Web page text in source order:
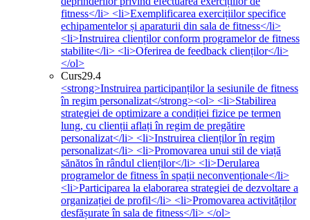
fitness</li> <li>Exemplificarea exercițiilor specifice
echipamentelor și aparaturii din sala de fitness</li>
<li>Instruirea clienților conform programelor de fitness
stabilite</li> <li>Oferirea de feedback clienților</li>
</ol>
Curs29.4
<strong>Instruirea participanților la sesiunile de fitness
în regim personalizat</strong><ol> <li>Stabilirea
strategiei de optimizare a condiției fizice pe termen
lung, cu clienții aflați în regim de pregătire
personalizat</li> <li>Instruirea clienților în regim
personalizat</li> <li>Promovarea unui stil de viață
sănătos în rândul clienților</li> <li>Derularea
programelor de fitness în spații neconvenționale</li>
<li>Participarea la elaborarea strategiei de dezvoltare a
organizației de profil</li> <li>Promovarea activităților
desfășurate în sala de fitness</li> </ol>